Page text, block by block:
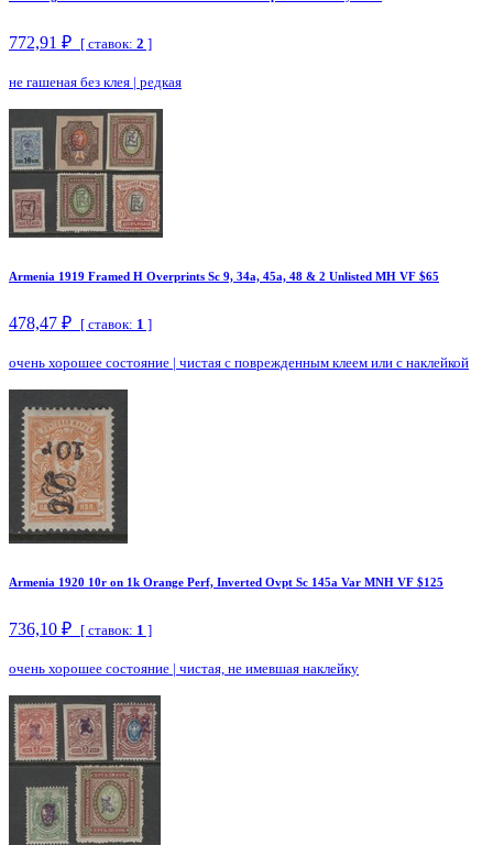
772,91 ₽ [ ставок: 2 ]
не гашеная без клея | редкая
Armenia 1919 Framed H Overprints Sc 9, 34a, 45a, 48 & 2 Unlisted MH VF $65
478,47 ₽ [ ставок: 1 ]
очень хорошее состояние | чистая с поврежденным клеем или с наклейкой
Armenia 1920 10r on 1k Orange Perf, Inverted Ovpt Sc 145a Var MNH VF $125
736,10 ₽ [ ставок: 1 ]
очень хорошее состояние | чистая, не имевшая наклейку